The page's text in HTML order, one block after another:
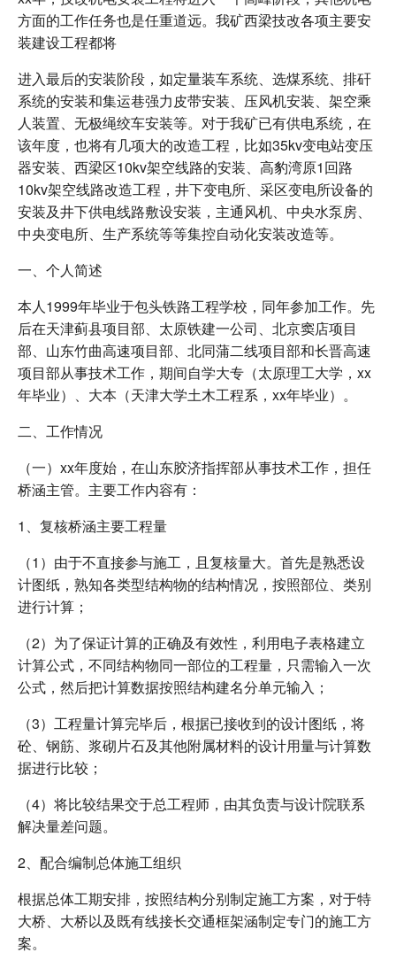
方面的工作任务也是任重道远。我矿西梁技改各项主要安
装建设工程都将
进入最后的安装阶段，如定量装车系统、选煤系统、排矸
系统的安装和集运巷强力皮带安装、压风机安装、架空乘
人装置、无极绳绞车安装等。对于我矿已有供电系统，在
该年度，也将有几项大的改造工程，比如35kv变电站变压
器安装、西梁区10kv架空线路的安装、高豹湾原1回路
10kv架空线路改造工程，井下变电所、采区变电所设备的
安装及井下供电线路敷设安装，主通风机、中央水泵房、
中央变电所、生产系统等等集控自动化安装改造等。
一、个人简述
本人1999年毕业于包头铁路工程学校，同年参加工作。先
后在天津蓟县项目部、太原铁建一公司、北京窦店项目
部、山东竹曲高速项目部、北同蒲二线项目部和长晋高速
项目部从事技术工作，期间自学大专（太原理工大学，xx
年毕业）、大本（天津大学土木工程系，xx年毕业）。
二、工作情况
（一）xx年度始，在山东胶济指挥部从事技术工作，担任
桥涵主管。主要工作内容有：
1、复核桥涵主要工程量
（1）由于不直接参与施工，且复核量大。首先是熟悉设
计图纸，熟知各类型结构物的结构情况，按照部位、类别
进行计算；
（2）为了保证计算的正确及有效性，利用电子表格建立
计算公式，不同结构物同一部位的工程量，只需输入一次
公式，然后把计算数据按照结构建名分单元输入；
（3）工程量计算完毕后，根据已接收到的设计图纸，将
砼、钢筋、浆砌片石及其他附属材料的设计用量与计算数
据进行比较；
（4）将比较结果交于总工程师，由其负责与设计院联系
解决量差问题。
2、配合编制总体施工组织
根据总体工期安排，按照结构分别制定施工方案，对于特
大桥、大桥以及既有线接长交通框架涵制定专门的施工方
案。